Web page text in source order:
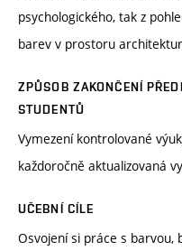
psychologického, tak z
barev v prostoru
ZPŮSOB ZAKONČENÍ
STUDENTŮ
Vymezení kontrolované
každoročně aktualizovaná
UČEBNÍ CÍLE
Osvojení si práce s barvou,